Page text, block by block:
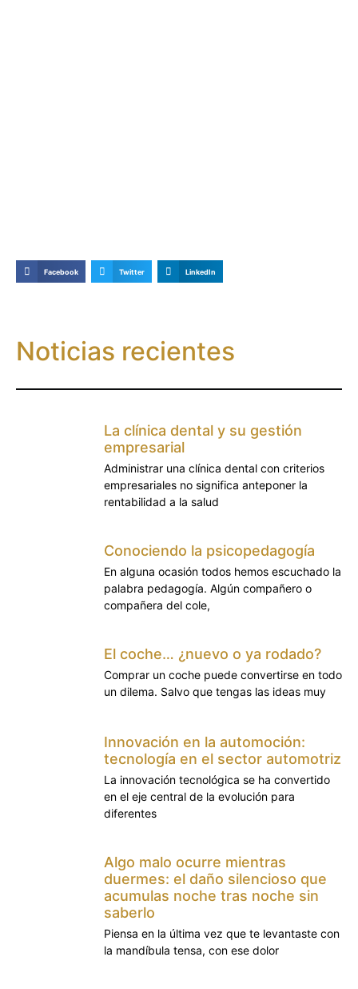
Facebook Twitter LinkedIn
Noticias recientes
La clínica dental y su gestión
empresarial
Administrar una clínica dental con criterios
empresariales no significa anteponer la
rentabilidad a la salud
Conociendo la psicopedagogía
En alguna ocasión todos hemos escuchado la
palabra pedagogía. Algún compañero o
compañera del cole,
El coche… ¿nuevo o ya rodado?
Comprar un coche puede convertirse en todo
un dilema. Salvo que tengas las ideas muy
Innovación en la automoción:
tecnología en el sector automotriz
La innovación tecnológica se ha convertido
en el eje central de la evolución para
diferentes
Algo malo ocurre mientras
duermes: el daño silencioso que
acumulas noche tras noche sin
saberlo
Piensa en la última vez que te levantaste con
la mandíbula tensa, con ese dolor